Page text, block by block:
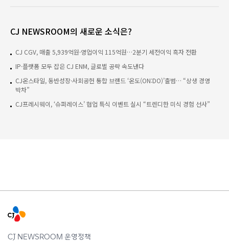
CJ NEWSROOM의 새로운 소식은?
CJ CGV, 매출 5,939억원·영업이익 115억원…2분기 세전이익 흑자 전환
IP·플랫폼 모두 잡은 CJ ENM, 글로벌 공략 속도낸다
CJ온스타일, 동반성장·사회공헌 통합 브랜드 ‘온도(ON:DO)’출범… “상생 경영
박차”
CJ프레시웨이, ‘슈퍼레이스’ 협업 특식 이벤트 실시 “트렌디한 미식 경험 선사”
CJ NEWSROOM 운영정책